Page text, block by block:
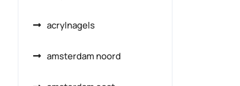
acrylnagels
amsterdam noord